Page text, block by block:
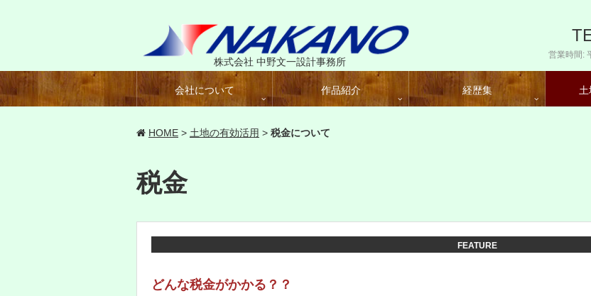
株式会社 中野文一設計事務所
営業時間:
会社について 作品紹介 経歴集
HOME > 土地の有効活用 > 税金について
税金
FEATURE
どんな税金がかかる？？